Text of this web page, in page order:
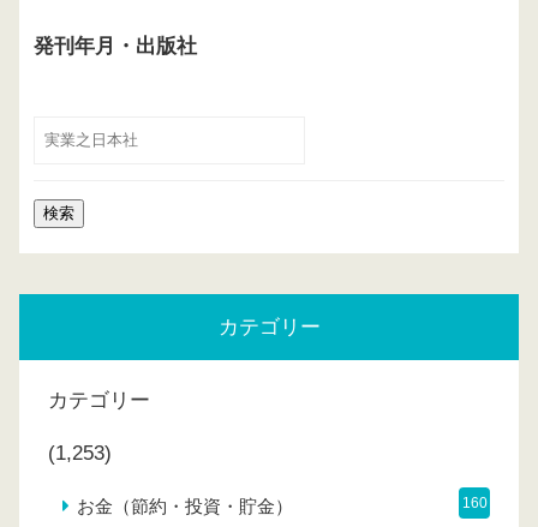
発刊年月・出版社
カテゴリー
カテゴリー
(1,253)
お金（節約・投資・貯金） 160